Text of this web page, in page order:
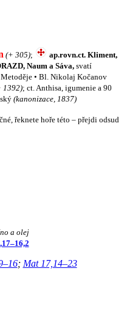
(+ 305);
ap.rovn.ct. Kliment,
Naum a Sáva, svatí
• Bl. Nikolaj Kočanov
1392); ct. Anthisa, igumenie a 90
(kanonizace, 1837)
řeknete hoře této – přejdi odsud
a olej
; Mat 17,14–23